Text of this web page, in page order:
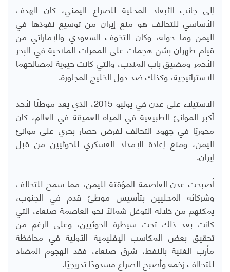
إلى جانب الأبعاد المحلية للصراع اليمني، كان الهدف
الأساسي للتحالف هو منع إيران من توسيع نفوذها في
اليمن وما حوله، وكان التخوف السعودي والإماراتي من
قيام طهران بشن هجمات على الممرات الملاحية في البحر
الأحمر ومضيق باب المندب، والتي كانت حيوية لمصالحهما
الاستراتيجية، وكذلك ضد دول الخليج المجاورة.
الاستيلاء على عدن في يوليو 2015، الذي يعد موطنًا لأحد
أكبر الموانئ الطبيعية في المياه العميقة في العالم، كان
محوريًا في جهود التحالف لفرض حصار بحري على موانئ
اليمن، ومنع إعادة الإمداد العسكري للحوثيين من قبل
إيران.
أصبحت عدن العاصمة المؤقتة لليمن، مما سمح للتحالف
وشركائه المحليين بتأسيس موطئ قدم في الجنوب،
يمكنهم من خلاله التوغل شمالًا نحو العاصمة صنعاء، التي
كانت بعد ذلك تحت سيطرة الحوثيين، وعلى الرغم من
تحقيق بعض المكاسب الإقليمية الأولية في محافظة
مأرب الغنية بالنفط، شرق صنعاء، فقد الهجوم المضاد
للتحالف زخمه وأصبح الصراع مسدودًا تدريجيًا.